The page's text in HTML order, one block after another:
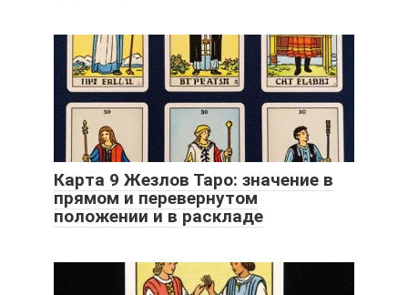
Карта 9 Жезлов Таро: значение в
прямом и перевернутом
положении и в раскладе